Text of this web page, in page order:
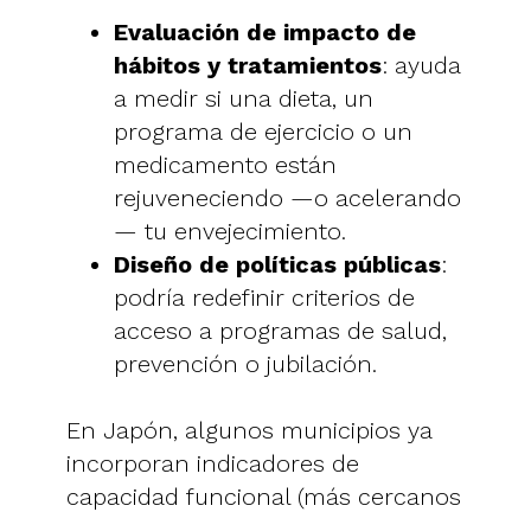
Evaluación de impacto de
hábitos y tratamientos: ayuda
a medir si una dieta, un
programa de ejercicio o un
medicamento están
rejuveneciendo —o acelerando
— tu envejecimiento.
Diseño de políticas públicas:
podría redefinir criterios de
acceso a programas de salud,
prevención o jubilación.
En Japón, algunos municipios ya
incorporan indicadores de
capacidad funcional (más cercanos